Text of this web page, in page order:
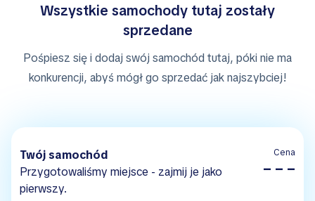
Wszystkie samochody tutaj zostały
sprzedane
Pośpiesz się i dodaj swój samochód tutaj, póki nie ma
konkurencji, abyś mógł go sprzedać jak najszybciej!
Twój samochód
Przygotowaliśmy miejsce - zajmij je jako
pierwszy.
Cena
– – –